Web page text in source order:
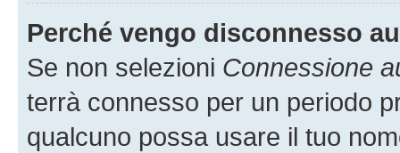
Perché vengo disconnesso
Se non selezioni Connessione
terrà connesso per un periodo
qualcuno possa usare il tuo